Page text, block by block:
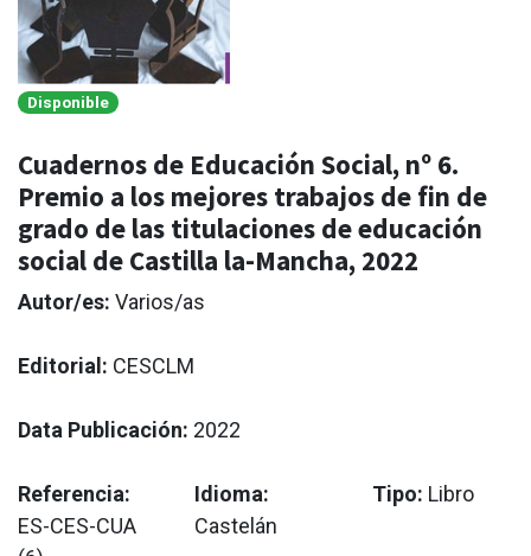
Disponible
Cuadernos de Educación Social, nº 6.
Premio a los mejores trabajos de fin de
grado de las titulaciones de educación
social de Castilla la-Mancha, 2022
Autor/es: Varios/as
Editorial: CESCLM
Data Publicación: 2022
Referencia:
ES-CES-CUA
Idioma:
Castelán
Tipo: Libro